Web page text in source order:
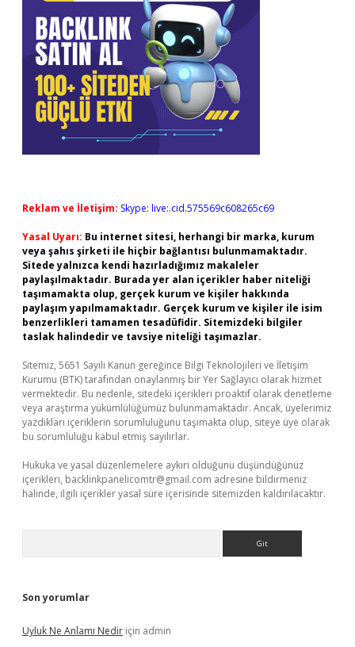
Reklam ve İletişim: Skype: live:.cid.575569c608265c69
Yasal Uyarı: Bu internet sitesi, herhangi bir marka, kurum
veya şahıs şirketi ile hiçbir bağlantısı bulunmamaktadır.
Sitede yalnızca kendi hazırladığımız makaleler
paylaşılmaktadır. Burada yer alan içerikler haber niteliği
taşımamakta olup, gerçek kurum ve kişiler hakkında
paylaşım yapılmamaktadır. Gerçek kurum ve kişiler ile isim
benzerlikleri tamamen tesadüfidir. Sitemizdeki bilgiler
taslak halindedir ve tavsiye niteliği taşımazlar.
Sitemiz, 5651 Sayılı Kanun gereğince Bilgi Teknolojileri ve İletişim
Kurumu (BTK) tarafından onaylanmış bir Yer Sağlayıcı olarak hizmet
vermektedir. Bu nedenle, sitedeki içerikleri proaktif olarak denetleme
veya araştırma yükümlülüğümüz bulunmamaktadır. Ancak, üyelerimiz
yazdıkları içeriklerin sorumluluğunu taşımakta olup, siteye üye olarak
bu sorumluluğu kabul etmiş sayılırlar.
Hukuka ve yasal düzenlemelere aykırı olduğunu düşündüğünüz
içerikleri, backlinkpanelicomtr@gmail.com adresine bildirmeniz
halinde, ilgili içerikler yasal süre içerisinde sitemizden kaldırılacaktır.
Son yorumlar
Uyluk Ne Anlamı Nedir için admin